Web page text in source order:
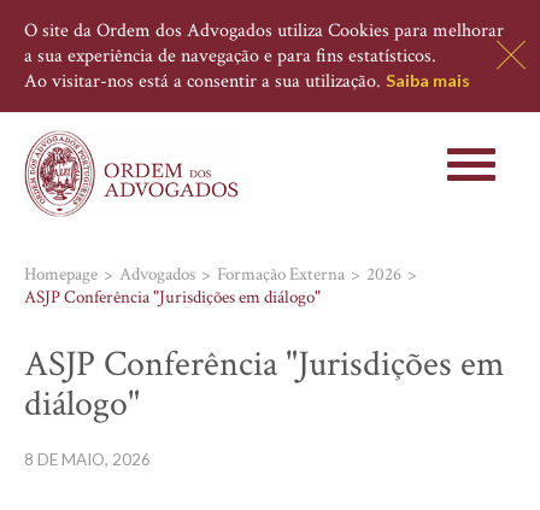
O site da Ordem dos Advogados utiliza Cookies para melhorar
a sua experiência de navegação e para fins estatísticos.
Ao visitar-nos está a consentir a sua utilização. Saiba mais
Toggle
Homepage Advogados Formação Externa
2026
ASJP Conferência "Jurisdições em diálogo"
ASJP Conferência "Jurisdições em
diálogo"
8 DE MAIO, 2026